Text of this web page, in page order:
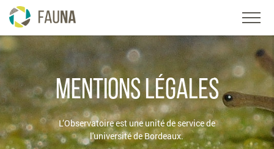
MENTIONS LÉGALES
L’Observatoire est une unité de service de
l'université de Bordeaux.